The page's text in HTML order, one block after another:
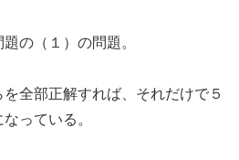
の（１）の問題。
全部正解すれば、それだけで５
っている。